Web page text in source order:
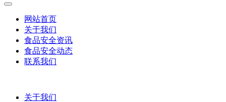
网站首页
关于我们
食品安全资讯
食品安全动态
联系我们
关于我们